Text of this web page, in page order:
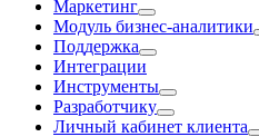
Маркетинг
Модуль бизнес-аналитики
Поддержка
Интеграции
Инструменты
Разработчику
Личный кабинет клиента